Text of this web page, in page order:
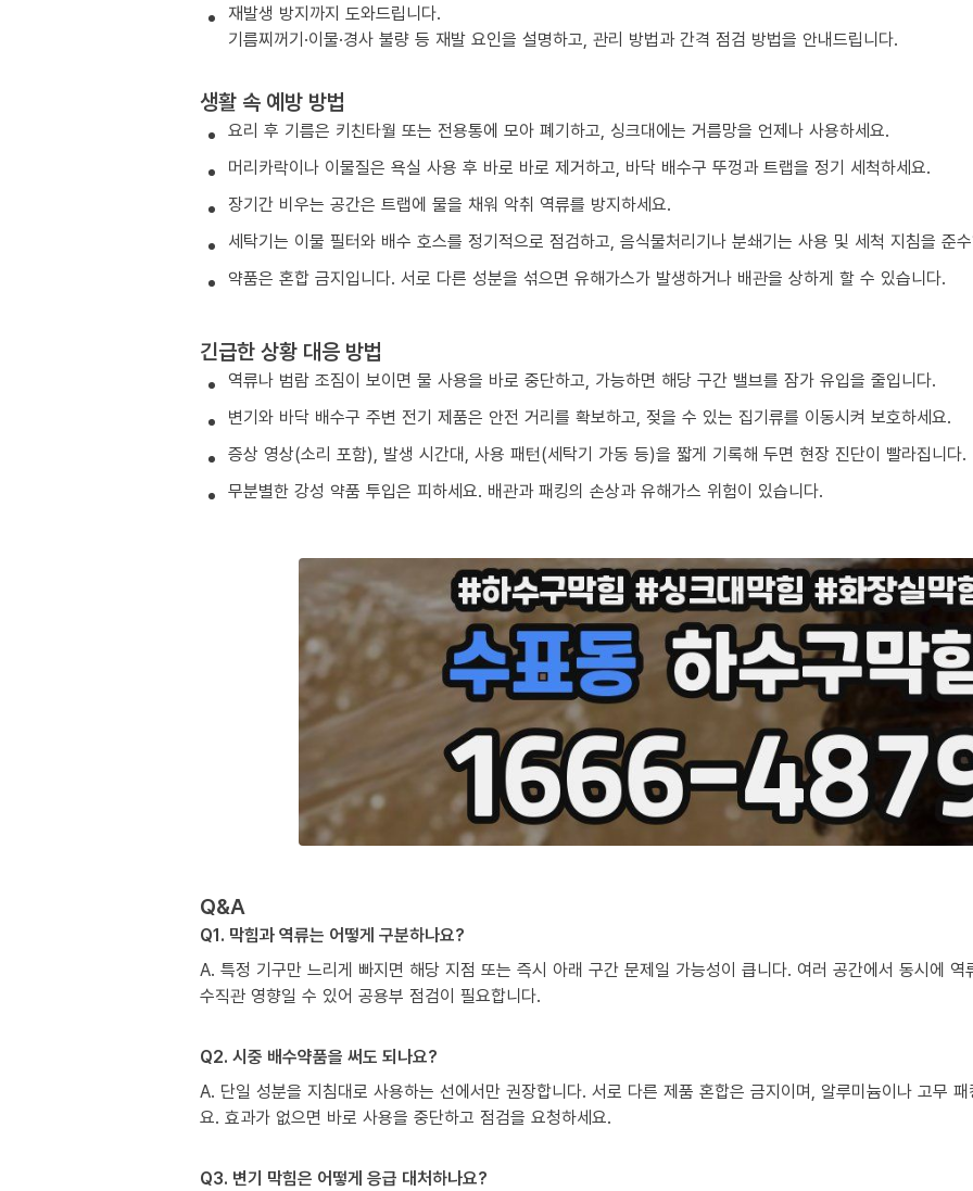
재발생 방지까지 도와드립니다.
기름찌꺼기·이물·경사 불량 등 재발 요인을 설명하고, 관리 방법과 간격 점검 방법을 안내드립니다.
생활 속 예방 방법
요리 후 기름은 키친타월 또는 전용통에 모아 폐기하고, 싱크대에는 거름망을 언제나 사용하세요.
머리카락이나 이물질은 욕실 사용 후 바로 바로 제거하고, 바닥 배수구 뚜껑과 트랩을 정기 세척하세요.
장기간 비우는 공간은 트랩에 물을 채워 악취 역류를 방지하세요.
세탁기는 이물 필터와 배수 호스를 정기적으로 점검하고, 음식물처리기나 분쇄기는 사용 및 세척 지침을 준
약품은 혼합 금지입니다. 서로 다른 성분을 섞으면 유해가스가 발생하거나 배관을 상하게 할 수 있습니다.
긴급한 상황 대응 방법
역류나 범람 조짐이 보이면 물 사용을 바로 중단하고, 가능하면 해당 구간 밸브를 잠가 유입을 줄입니다.
변기와 바닥 배수구 주변 전기 제품은 안전 거리를 확보하고, 젖을 수 있는 집기류를 이동시켜 보호하세요.
증상 영상(소리 포함), 발생 시간대, 사용 패턴(세탁기 가동 등)을 짧게 기록해 두면 현장 진단이 빨라집니다.
무분별한 강성 약품 투입은 피하세요. 배관과 패킹의 손상과 유해가스 위험이 있습니다.
Q&A
Q1. 막힘과 역류는 어떻게 구분하나요?
A. 특정 기구만 느리게 빠지면 해당 지점 또는 즉시 아래 구간 문제일 가능성이 큽니다. 여러 공간에서 동시에
수직관 영향일 수 있어 공용부 점검이 필요합니다.
Q2. 시중 배수약품을 써도 되나요?
A. 단일 성분을 지침대로 사용하는 선에서만 권장합니다. 서로 다른 제품 혼합은 금지이며, 알루미늄이나 고무
요. 효과가 없으면 바로 사용을 중단하고 점검을 요청하세요.
Q3. 변기 막힘은 어떻게 응급 대처하나요?